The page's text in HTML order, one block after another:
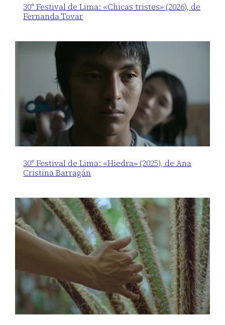
30° Festival de Lima: «Chicas tristes» (2026), de
Fernanda Tovar
30° Festival de Lima: «Hiedra» (2025), de Ana
Cristina Barragán